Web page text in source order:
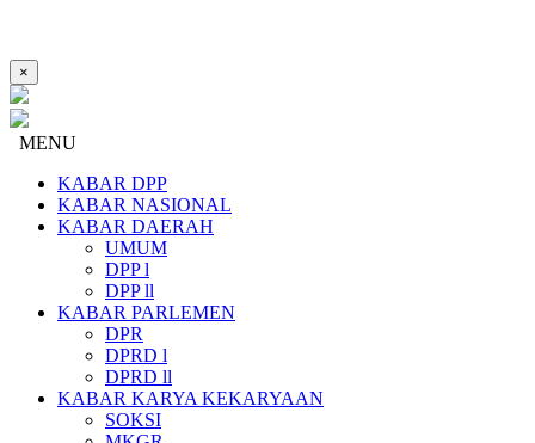
×
MENU
KABAR DPP
KABAR NASIONAL
KABAR DAERAH
UMUM
DPP l
DPP ll
KABAR PARLEMEN
DPR
DPRD l
DPRD ll
KABAR KARYA KEKARYAAN
SOKSI